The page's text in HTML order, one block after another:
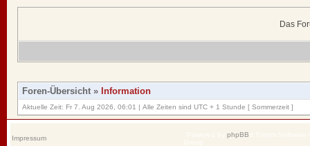
Das
Foren-Übersicht » Information
Aktuelle Zeit: Fr 7. Aug 2026, 06:01 | Alle Zeiten sind UTC + 1 Stunde [ Sommerzeit ]
Impressum phpBB